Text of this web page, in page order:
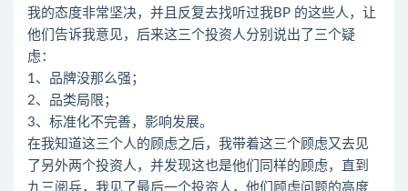
我的态度非常坚决，并且反复去找听过我BP 的这些人，让
他们告诉我意见，后来这三个投资人分别说出了三个疑
虑：
1、品牌没那么强；
2、品类局限；
3、标准化不完善，影响发展。
在我知道这三个人的顾虑之后，我带着这三个顾虑又去见
了另外两个投资人，并发现这也是他们同样的顾虑，直到
九三阅兵，我见了最后一个投资人，他们顾虑问题的高度